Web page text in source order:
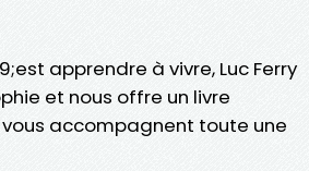
apprendre à vivre, Luc Ferry
et nous offre un livre
accompagnent toute une